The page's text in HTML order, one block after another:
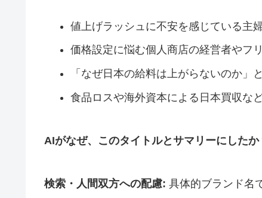
値上げラッシュに不安を感じている主
価格設定に悩む個人商店の経営者やフ
「なぜ日本の給料は上がらないのか」
食品ロスや海外資本による日本買収な
AIがなぜ、このタイトルとサマリーにしたか
検索・人間双方への配慮: 具体的ブランド名